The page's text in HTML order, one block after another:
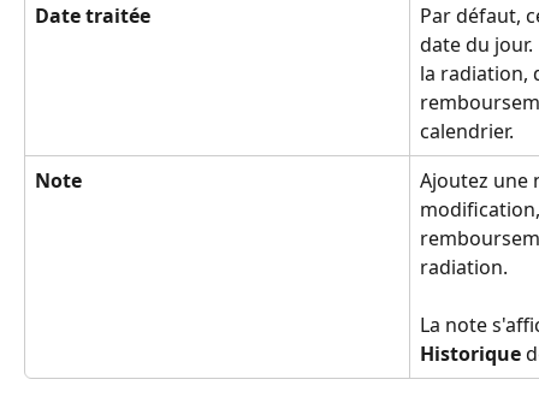
Date traitée
Par défaut,
date du
la radiation,
calendrier.
Note
Ajoutez une
radiation.
La note
Historique